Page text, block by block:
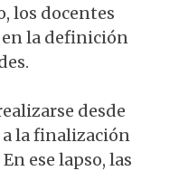
los docentes
la definición
desde
la finalización
ese lapso, las